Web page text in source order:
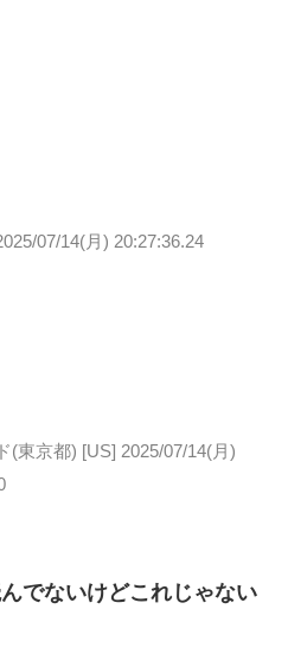
07/14(月) 20:27:36.24
(東京都) [US] 2025/07/14(月)
でないけどこれじゃない